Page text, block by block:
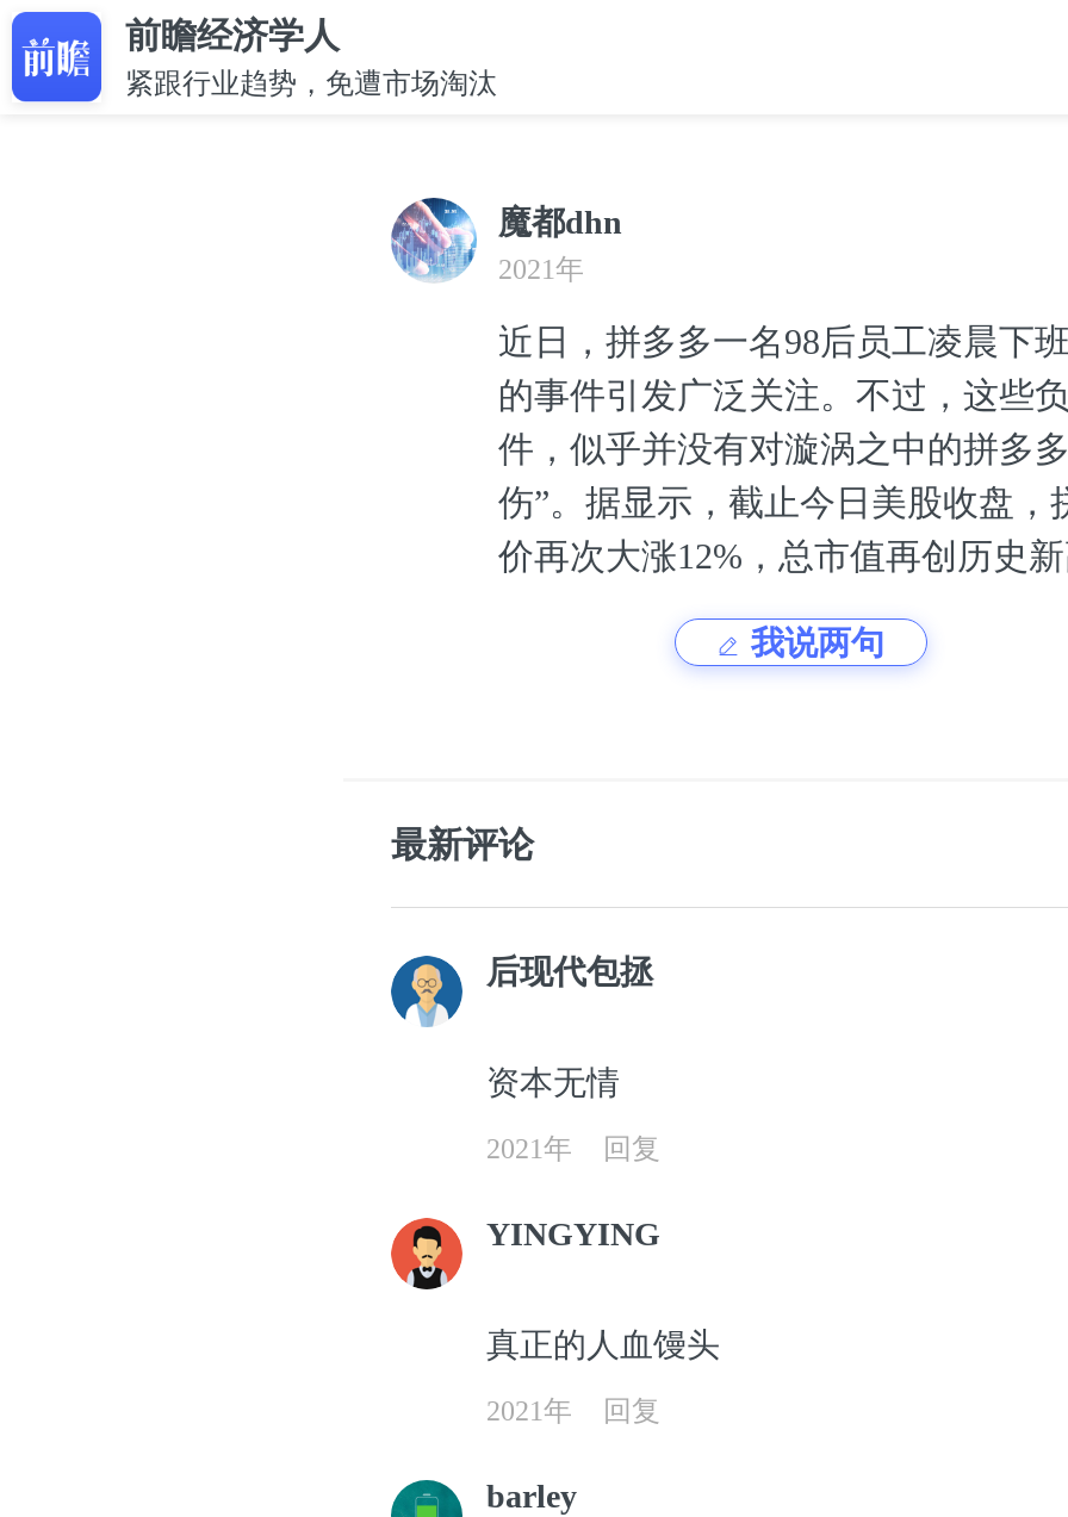
前瞻经济学人
紧跟行业趋势，免遭市场淘汰
魔都dhn
2021年
近日，拼多多一名98后员工凌晨下
的事件引发广泛关注。不过，这些
件，似乎并没有对漩涡之中的拼多
伤”。据显示，截止今日美股收盘，
价再次大涨12%，总市值再创历史
我说两句
最新评论
后现代包拯
资本无情
2021年 回复
YINGYING
真正的人血馒头
2021年 回复
barley